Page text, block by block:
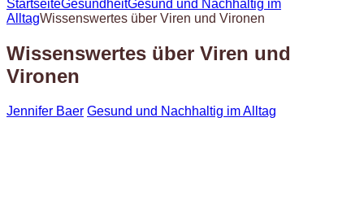
StartseiteGesundheitGesund und Nachhaltig im
AlltagWissenswertes über Viren und Vironen
Wissenswertes über Viren und
Vironen
Jennifer Baer Gesund und Nachhaltig im Alltag